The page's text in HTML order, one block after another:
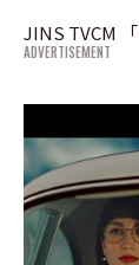
JINS TVCM
ADVERTISEMENT